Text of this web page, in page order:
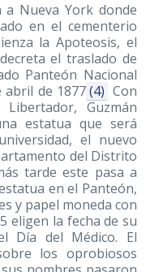
Nueva York donde
en el cementerio
la Apoteosis, el
el traslado de
Panteón Nacional
abril de 1877 (4) Con
Guzmán
estatua que será
el nuevo
del Distrito
tarde este pasa a
en el Panteón,
y papel moneda con
eligen la fecha de su
Día del Médico. El
los oprobiosos